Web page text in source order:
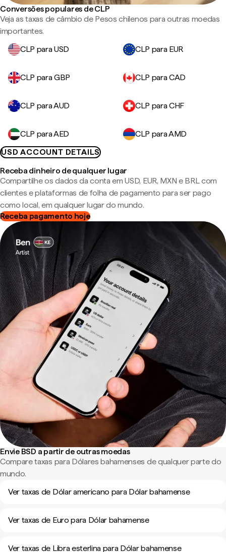
Conversões populares de CLP
Veja as taxas de câmbio de Pesos chilenos para outras moedas
importantes.
CLP para USD
CLP para EUR
CLP para GBP CLP para CAD
CLP para AUD CLP para CHF
CLP para AED
CLP para AMD
USD ACCOUNT DETAILS
Receba dinheiro de qualquer lugar
Compartilhe os dados da conta em USD, EUR, MXN e BRL com
clientes e plataformas de folha de pagamento para ser pago
como local, em qualquer lugar do mundo.
Receba pagamento hoje
Envie BSD a partir de outras moedas
Compare taxas para Dólares bahamenses de qualquer parte do
mundo.
Ver taxas de Dólar americano para Dólar bahamense
Ver taxas de Euro para Dólar bahamense
Ver taxas de Libra esterlina para Dólar bahamense